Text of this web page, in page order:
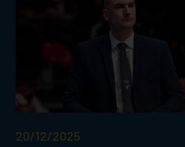
20/12/2025